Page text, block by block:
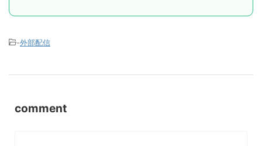
-外部配信
comment